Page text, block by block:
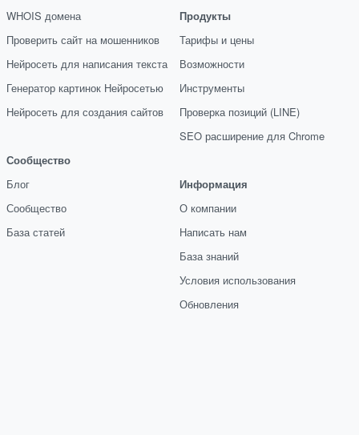
WHOIS домена
Проверить сайт на мошенников
Нейросеть для написания текста
Генератор картинок Нейросетью
Нейросеть для создания сайтов
Сообщество
Блог
Сообщество
База статей
Продукты
Тарифы и цены
Возможности
Инструменты
Проверка позиций (LINE)
SEO расширение для Chrome
Информация
О компании
Написать нам
База знаний
Условия использования
Обновления